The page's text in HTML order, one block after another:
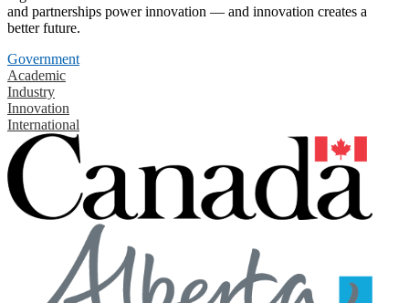
and partnerships power innovation — and innovation creates a
better future.
Government
Academic
Industry
Innovation
International